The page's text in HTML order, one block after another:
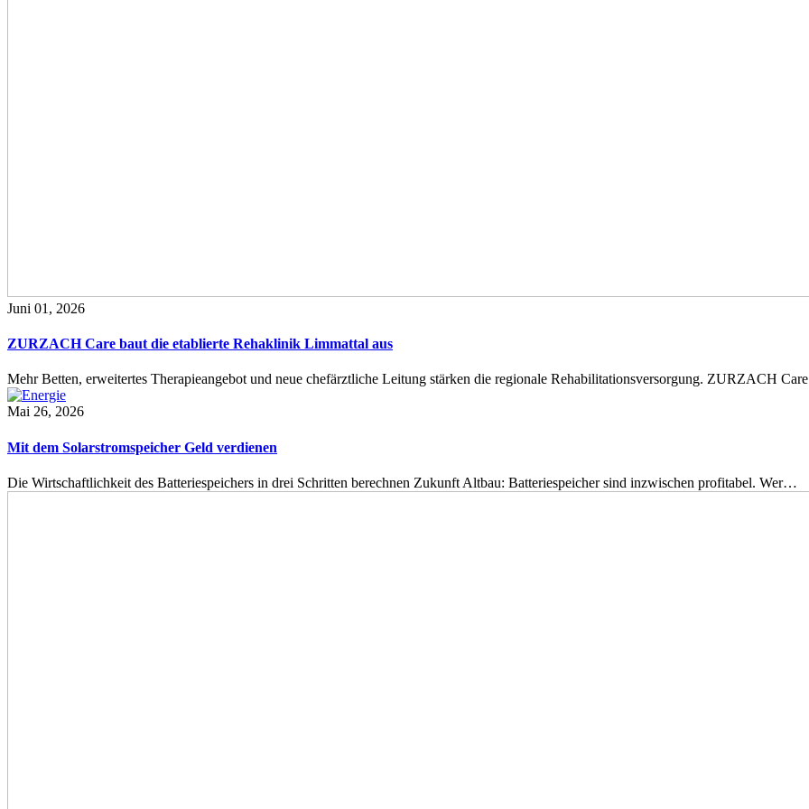
Juni 01, 2026
ZURZACH Care baut die etablierte Rehaklinik Limmattal aus
Mehr Betten, erweitertes Therapieangebot und neue chefärztliche Leitung stärken die regionale Rehabilitationsversorgung. ZURZACH
Mai 26, 2026
Mit dem Solarstromspeicher Geld verdienen
Die Wirtschaftlichkeit des Batteriespeichers in drei Schritten berechnen Zukunft Altbau: Batteriespeicher sind inzwischen profitabel. Wer…